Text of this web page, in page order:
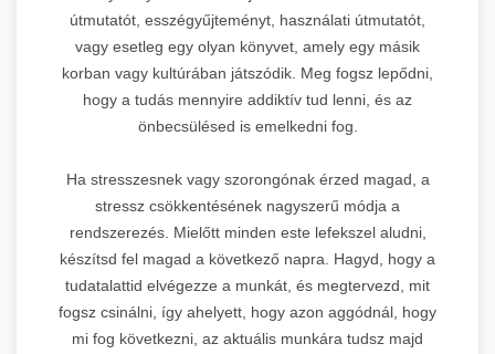
útmutatót, esszégyűjteményt, használati útmutatót,
vagy esetleg egy olyan könyvet, amely egy másik
korban vagy kultúrában játszódik. Meg fogsz lepődni,
hogy a tudás mennyire addiktív tud lenni, és az
önbecsülésed is emelkedni fog.
Ha stresszesnek vagy szorongónak érzed magad, a
stressz csökkentésének nagyszerű módja a
rendszerezés. Mielőtt minden este lefekszel aludni,
készítsd fel magad a következő napra. Hagyd, hogy a
tudatalattid elvégezze a munkát, és megtervezd, mit
fogsz csinálni, így ahelyett, hogy azon aggódnál, hogy
mi fog következni, az aktuális munkára tudsz majd